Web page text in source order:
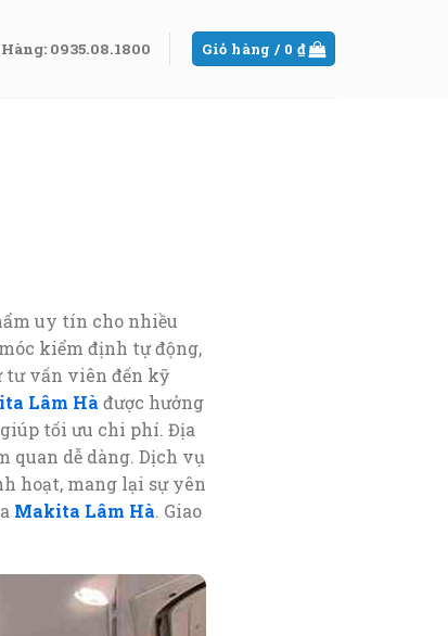
0935.08.1800 Giỏ hàng / 0 ₫
uy tín cho nhiều
kiểm định tự động,
tư vấn viên đến kỹ
Lâm Hà được hưởng
tối ưu chi phí. Địa
dễ dàng. Dịch vụ
hoạt, mang lại sự yên
Makita Lâm Hà. Giao